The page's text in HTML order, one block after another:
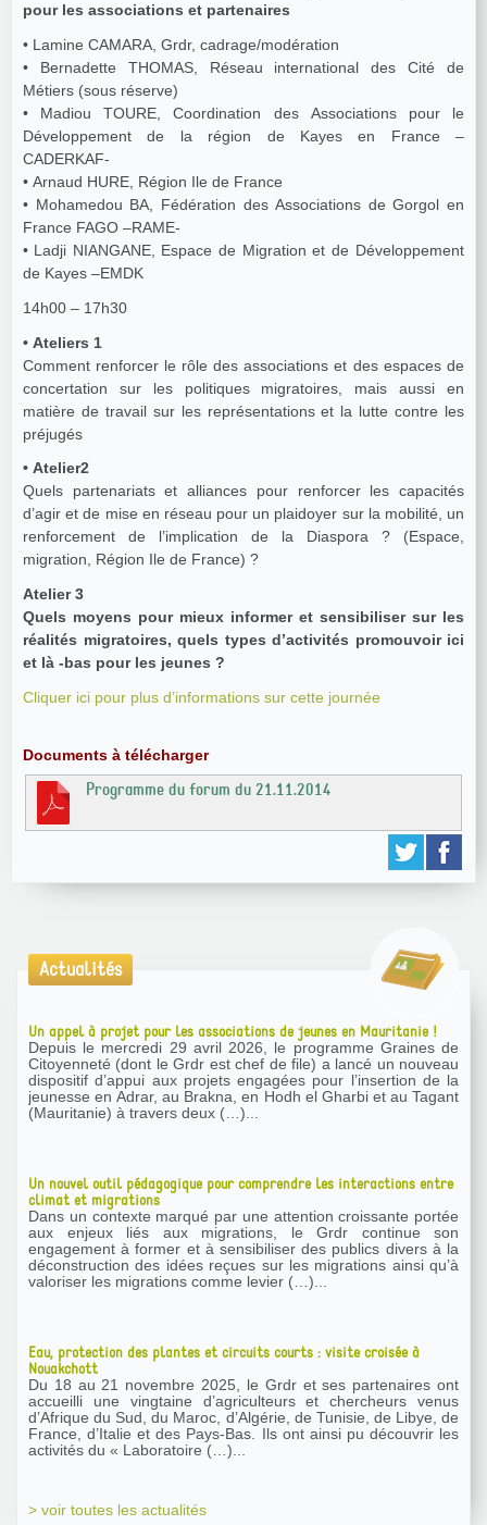
pour les associations et partenaires
• Lamine CAMARA, Grdr, cadrage/modération
• Bernadette THOMAS, Réseau international des Cité de
Métiers (sous réserve)
• Madiou TOURE, Coordination des Associations pour le
Développement de la région de Kayes en France –
CADERKAF-
• Arnaud HURE, Région Ile de France
• Mohamedou BA, Fédération des Associations de Gorgol en
France FAGO –RAME-
• Ladji NIANGANE, Espace de Migration et de Développement
de Kayes –EMDK
14h00 – 17h30
• Ateliers 1
Comment renforcer le rôle des associations et des espaces de
concertation sur les politiques migratoires, mais aussi en
matière de travail sur les représentations et la lutte contre les
préjugés
• Atelier2
Quels partenariats et alliances pour renforcer les capacités
d’agir et de mise en réseau pour un plaidoyer sur la mobilité, un
renforcement de l’implication de la Diaspora ? (Espace,
migration, Région Ile de France) ?
Atelier 3
Quels moyens pour mieux informer et sensibiliser sur les
réalités migratoires, quels types d’activités promouvoir ici
et là -bas pour les jeunes ?
Cliquer ici pour plus d’informations sur cette journée
Documents à télécharger
Programme du forum du 21.11.2014
Actualités
Un appel à projet pour les associations de jeunes en Mauritanie !
Depuis le mercredi 29 avril 2026, le programme Graines de
Citoyenneté (dont le Grdr est chef de file) a lancé un nouveau
dispositif d’appui aux projets engagées pour l’insertion de la
jeunesse en Adrar, au Brakna, en Hodh el Gharbi et au Tagant
(Mauritanie) à travers deux (…)...
Un nouvel outil pédagogique pour comprendre les interactions entre
climat et migrations
Dans un contexte marqué par une attention croissante portée
aux enjeux liés aux migrations, le Grdr continue son
engagement à former et à sensibiliser des publics divers à la
déconstruction des idées reçues sur les migrations ainsi qu’à
valoriser les migrations comme levier (…)...
Eau, protection des plantes et circuits courts : visite croisée à
Nouakchott
Du 18 au 21 novembre 2025, le Grdr et ses partenaires ont
accueilli une vingtaine d’agriculteurs et chercheurs venus
d’Afrique du Sud, du Maroc, d’Algérie, de Tunisie, de Libye, de
France, d’Italie et des Pays-Bas. Ils ont ainsi pu découvrir les
activités du « Laboratoire (…)...
> voir toutes les actualités